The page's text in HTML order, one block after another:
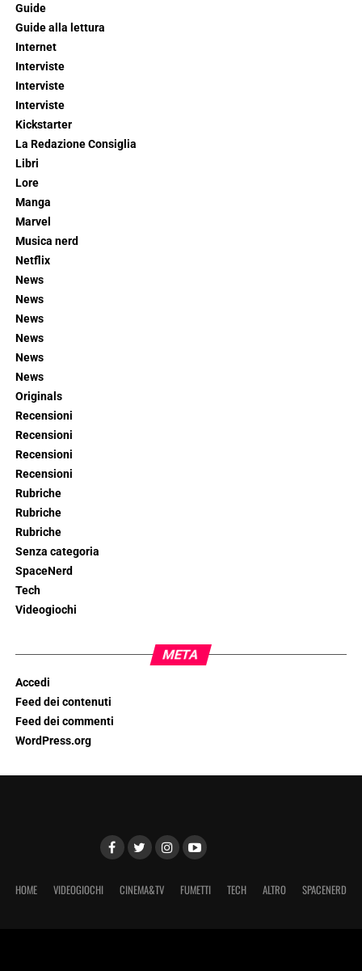
Guide
Guide alla lettura
Internet
Interviste
Interviste
Interviste
Kickstarter
La Redazione Consiglia
Libri
Lore
Manga
Marvel
Musica nerd
Netflix
News
News
News
News
News
News
Originals
Recensioni
Recensioni
Recensioni
Recensioni
Rubriche
Rubriche
Rubriche
Senza categoria
SpaceNerd
Tech
Videogiochi
META
Accedi
Feed dei contenuti
Feed dei commenti
WordPress.org
HOME VIDEOGIOCHI CINEMA&TV FUMETTI TECH ALTRO SPACENERD